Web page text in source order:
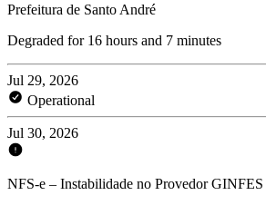
Prefeitura de Santo André
Degraded for 16 hours and 7 minutes
Jul 29, 2026
Operational
Jul 30, 2026
NFS-e – Instabilidade no Provedor GINFES